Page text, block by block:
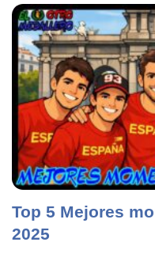
Top 5 Mejores
2025